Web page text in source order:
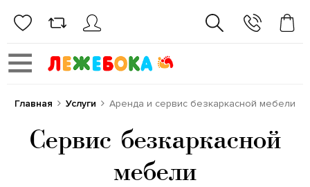
Главная Услуги Аренда и сервис безкаркасной мебели
Сервис безкаркасной
мебели